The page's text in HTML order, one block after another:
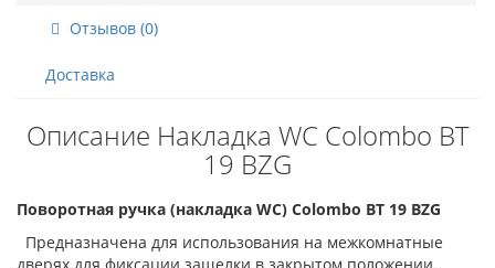
Отзывов (0)
Доставка
Описание Накладка WC Colombo BT
19 BZG
Поворотная ручка (накладка WC) Colombo BT 19 BZG
Предназначена для использования на межкомнатные